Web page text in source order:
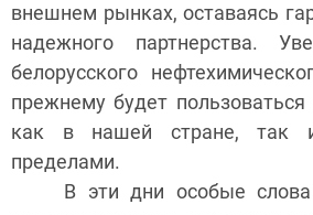
внешнем рынках, оставаясь
надежного партнерства.
белорусского
прежнему будет
как в нашей стране, так
пределами.
В эти дни особые слова